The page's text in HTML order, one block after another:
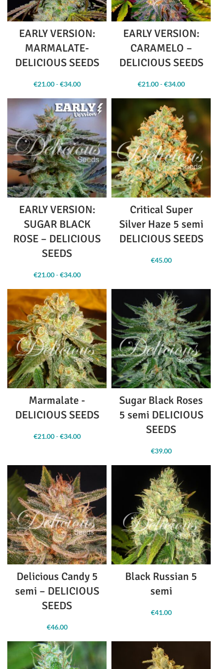
EARLY VERSION:
MARMALATE-
DELICIOUS SEEDS
€21.00 - €34.00
prezzo:
da
€21.00 a
EARLY VERSION:
CARAMELO –
DELICIOUS SEEDS
€21.00 - €34.00
€21.00 a
EARLY VERSION:
SUGAR BLACK
ROSE – DELICIOUS
SEEDS
€21.00 - €34.00
prezzo:
da
€21.00 a
€34.00
Critical Super
Silver Haze 5 semi
DELICIOUS SEEDS
€45.00
Marmalate -
DELICIOUS SEEDS
€21.00 - €34.00
€21.00 a
Sugar Black Roses
5 semi DELICIOUS
SEEDS
€39.00
Delicious Candy 5
semi – DELICIOUS
SEEDS
€46.00
Black Russian 5
semi
€41.00